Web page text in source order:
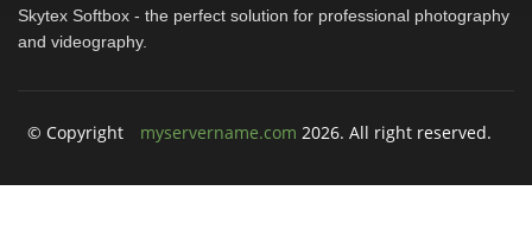
Skytex Softbox - the perfect solution for professional photography
and videography.
© Copyright myservername.com 2026. All right reserved.